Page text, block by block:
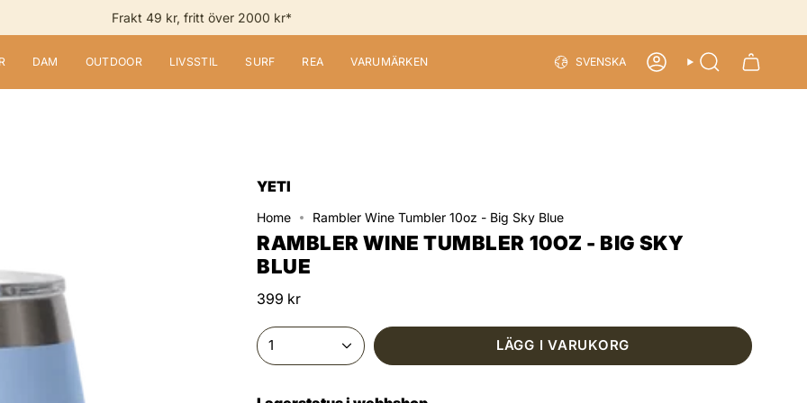
Frakt 49 kr, fritt över 2000 kr*
DAM OUTDOOR LIVSSTIL SURF REA VARUMÄRKEN SVENSKA ACCOUNTSEARCH
YETI
Home Rambler Wine Tumbler 10oz - Big Sky Blue
RAMBLER WINE TUMBLER 10OZ - BIG SKY
BLUE
399 kr
1 LÄGG I VARUKORG